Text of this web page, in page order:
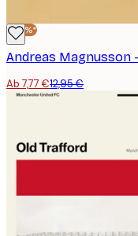
-40%*
Ab 7,77 €12,95 €